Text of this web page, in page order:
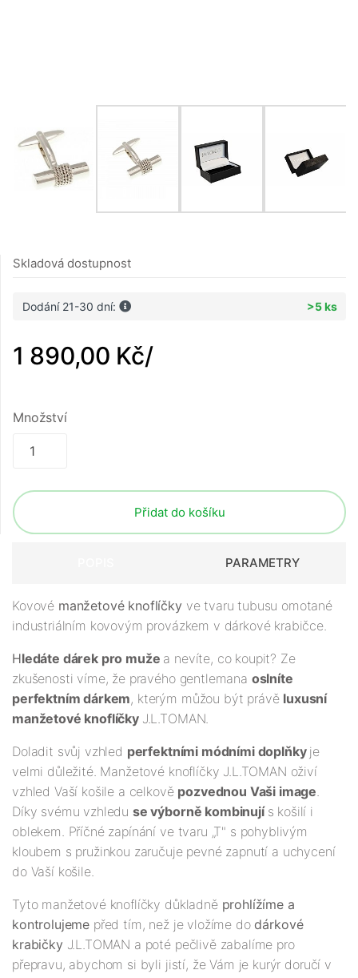
Skladová dostupnost
Dodání 21-30 dní: >5 ks
1 890,00 Kč/
Množství
Přidat do košíku
PARAMETRY
Kovové manžetové knoflíčkyve tvaru tubusu omotané
industriálním kovovým provázkem v dárkové krabičce.
Hledáte dárek pro muže a nevíte, co koupit? Ze
zkušenosti víme, že pravého gentlemana oslníte
perfektním dárkem, kterým můžou být právě luxusní
manžetové knoflíčky J.L.TOMAN.
Doladit svůj vzhled perfektními módními doplňky je
velmi důležité. Manžetové knoflíčky J.L.TOMAN oživí
vzhled Vaší košile a celkově pozvednou Vaši image.
Díky svému vzhledu se výborně kombinují s košilí i
oblekem. Příčné zapínání ve tvaru „T" s pohyblivým
kloubem s pružinkou zaručuje pevné zapnutí a uchycení
do Vaší košile.
Tyto manžetové knoflíčky důkladně prohlížíme a
kontrolujeme před tím, než je vložíme do dárkové
krabičkyJ.L.TOMAN a poté pečlivě zabalíme pro
přepravu, abychom si byli jistí, že Vám je kurýr doručí v